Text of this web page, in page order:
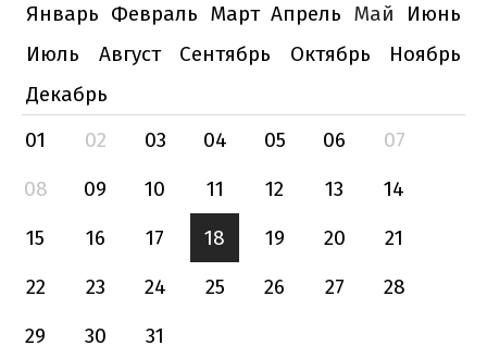
Январь Февраль Март Апрель Май
Июнь
Июль
Август Сентябрь Октябрь
Ноябрь
Декабрь
01
02 03 04 05 06
07
08
09 10 11 12 13
14
15
16 17 18 19 20
21
22
23 24 25 26 27
28
29
30 31